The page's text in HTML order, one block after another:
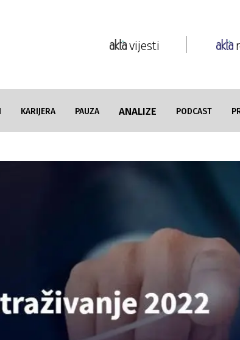
vijesti
KARIJERA PAUZA ANALIZE PODCAST